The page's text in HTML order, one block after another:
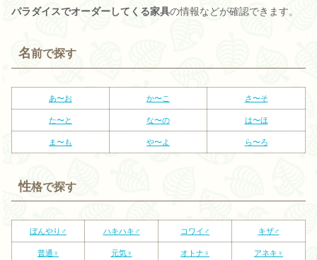
パラダイスでオーダーしてくる家具の情報などが確認できます。
名前で探す
あ〜お か〜こ さ〜そ
た〜と な〜の は〜ほ
ま〜も や〜よ ら〜ろ
性格で探す
ぼんやり♂ ハキハキ♂ コワイ♂ キザ♂
普通♀ 元気♀ オトナ♀ アネキ♀